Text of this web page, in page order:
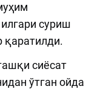
суриш
қаратилди.
сиёсат
ўтган ойда